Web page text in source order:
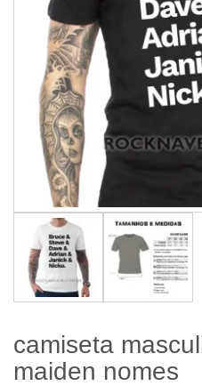
camiseta
maiden nomes